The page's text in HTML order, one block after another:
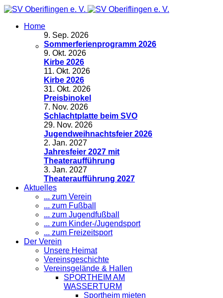
Home
9. Sep. 2026
Sommerferienprogramm 2026
9. Okt. 2026
Kirbe 2026
11. Okt. 2026
Kirbe 2026
31. Okt. 2026
Preisbinokel
7. Nov. 2026
Schlachtplatte beim SVO
29. Nov. 2026
Jugendweihnachtsfeier 2026
2. Jan. 2027
Jahresfeier 2027 mit
Theateraufführung
3. Jan. 2027
Theateraufführung 2027
Aktuelles
... zum Verein
... zum Fußball
... zum Jugendfußball
... zum Kinder-/Jugendsport
... zum Freizeitsport
Der Verein
Unsere Heimat
Vereinsgeschichte
Vereinsgelände & Hallen
SPORTHEIM AM
WASSERTURM
Sportheim mieten